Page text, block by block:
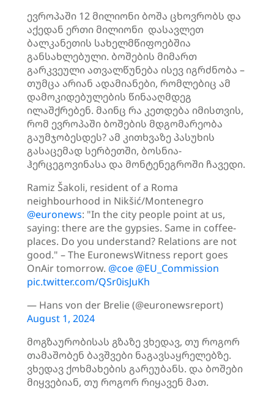
ევროპაში 12 მილიონი ბოშა ცხოვრობს და
აქედან ერთი მილიონი დასავლეთ
ბალკანეთის სახელმწიფოებშია
განსახლებული. ბოშების მიმართ
გარკვეული ათვალწუნება ისევ იგრძნობა –
თუმცა არიან ადამიანები, რომლებიც ამ
დამოკიდებულების წინააღმდეგ
ილაშქრებენ. მაინც რა კეთდება იმისთვის,
რომ ევროპაში ბოშების მდგომარეობა
გაუმჯობესდეს? ამ კითხვაზე პასუხის
გასაცემად სერბეთში, ბოსნია-
ჰერცეგოვინასა და მონტენეგროში ჩავედი.
Ramiz Šakoli, resident of a Roma
neighbourhood in Nikšić/Montenegro
@euronews: "In the city people point at us,
saying: there are the gypsies. Same in coffee-
places. Do you understand? Relations are not
good." – The EuronewsWitness report goes
OnAir tomorrow. @coe @EU_Commission
pic.twitter.com/QSr0isJuKh
— Hans von der Brelie (@euronewsreport)
August 1, 2024
მოგზაურობისას გზაზე ვხედავ, თუ როგორ
თამაშობენ ბავშვები ნაგავსაყრელებზე.
ვხედავ ქოხმახების გარეუბანს. და ბოშები
მიყვებიან, თუ როგორ რიყავენ მათ.